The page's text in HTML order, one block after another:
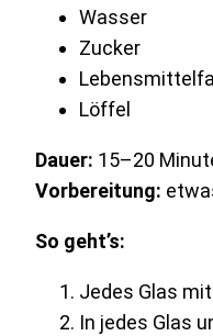
Wasser
Zucker
Löffel
Dauer: 15–20
Vorbereitung:
So geht’s:
Jedes Glas
In jedes Glas